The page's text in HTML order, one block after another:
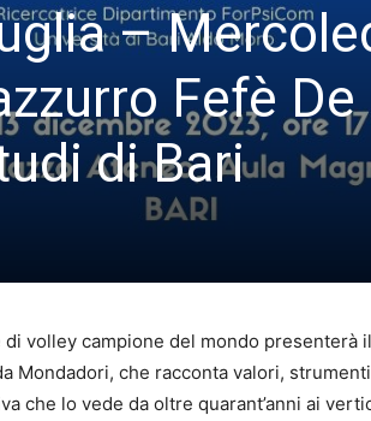
–
Fefè De
di Bari
volley campione del mondo presenterà
Mondadori, che racconta valori,
che lo vede da oltre quarant’anni ai